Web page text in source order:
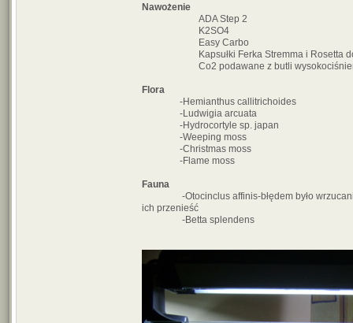
Nawożenie
ADA Step 2
K2SO4
Easy Carbo
Kapsułki Ferka Stremma i Rosetta do
Co2 podawane z butli
Flora
-Hemianthus callitrichoides
-Ludwigia arcuata
-Hydrocortyle sp. japan
-Weeping moss
-Christmas moss
-Flame moss
Fauna
-Otocinclus affinis-błędem było wrzucanie
ich przenieść
-Betta splendens